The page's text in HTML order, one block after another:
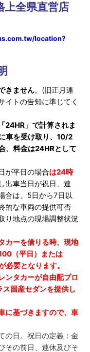
上全県直営店
location?
きません。(旧正月連
イトの告知に準じてく
24HR」で計算されま
車を受け取り、10/2
、料金は24HRとして
が平日の場合は24時
出車当日が祝日、連
合は、5日から7日以
的な車両の提供可否
り地点の現場調整状況
カーを借りる時、現地
（平日）または
要となります。
ンタカーが自由配プロ
国産セダンを提供し
に基づきますので、車
の日。祝日の定義：金
その前日、連休及びそ